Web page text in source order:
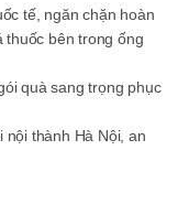
tế, ngăn chặn hoàn
thuốc bên trong ống
quà sang trọng phục
nội thành Hà Nội, an